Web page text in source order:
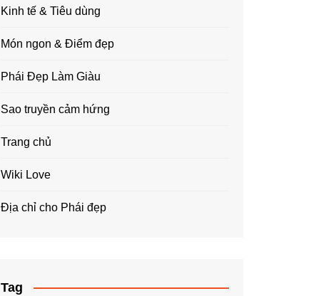
Kinh tế & Tiêu dùng
Món ngon & Điểm đẹp
Phái Đẹp Làm Giàu
Sao truyền cảm hứng
Trang chủ
Wiki Love
Địa chỉ cho Phái đẹp
Tag